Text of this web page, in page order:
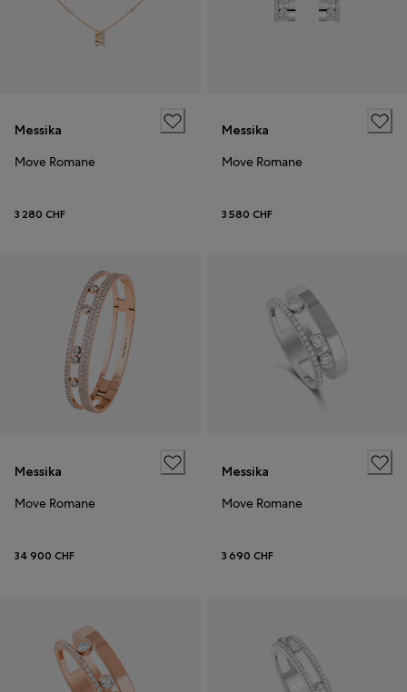
Messika
Move Romane
3 280 CHF
Messika
Move Romane
3 580 CHF
Messika
Move Romane
34 900 CHF
Messika
Move Romane
3 690 CHF